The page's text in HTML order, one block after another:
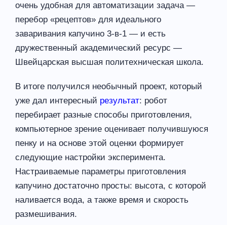
очень удобная для автоматизации задача —
перебор «рецептов» для идеального
заваривания капучино 3-в-1 — и есть
дружественный академический ресурс —
Швейцарская высшая политехническая школа.
В итоге получился необычный проект, который
уже дал интересный результат: робот
перебирает разные способы приготовления,
компьютерное зрение оценивает получившуюся
пенку и на основе этой оценки формирует
следующие настройки эксперимента.
Настраиваемые параметры приготовления
капучино достаточно просты: высота, с которой
наливается вода, а также время и скорость
размешивания.